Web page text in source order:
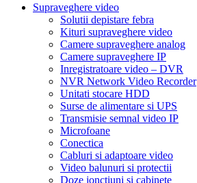
Supraveghere video
Solutii depistare febra
Kituri supraveghere video
Camere supraveghere analog
Camere supraveghere IP
Inregistratoare video – DVR
NVR Network Video Recorder
Unitati stocare HDD
Surse de alimentare si UPS
Transmisie semnal video IP
Microfoane
Conectica
Cabluri si adaptoare video
Video balunuri si protectii
Doze jonctiuni si cabinete